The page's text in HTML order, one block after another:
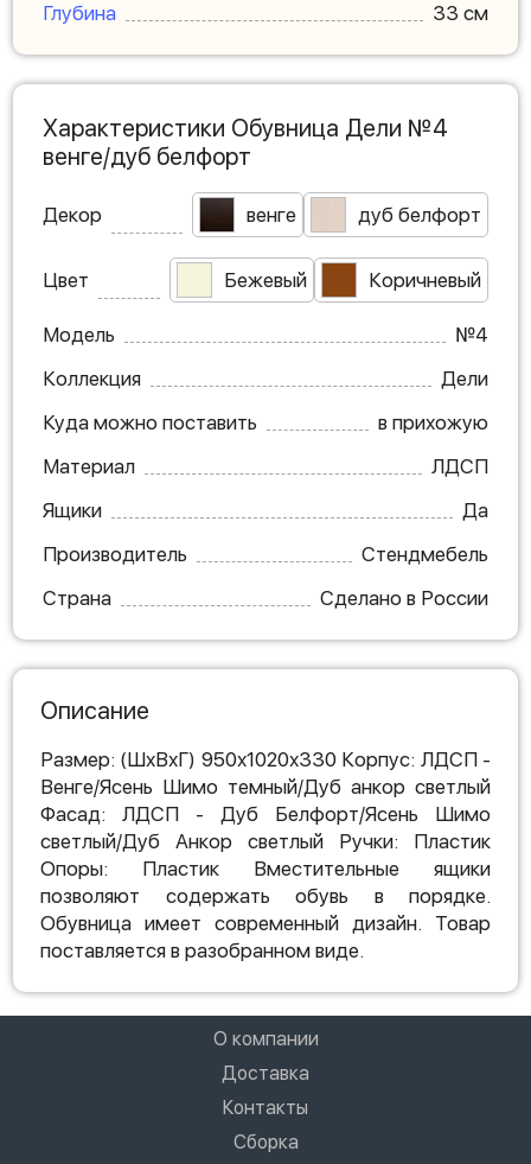
Глубина
33 см
Характеристики Обувница Дели №4
венге/дуб белфорт
Декор венге дуб белфорт
Цвет Бежевый Коричневый
Модель
№4
Коллекция
Дели
Куда можно поставить
в прихожую
Материал
ЛДСП
Ящики
Да
Производитель
Стендмебель
Страна
Сделано в России
Описание
Размер: (ШхВхГ) 950х1020х330 Корпус: ЛДСП -
Венге/Ясень Шимо темный/Дуб анкор светлый
Фасад: ЛДСП - Дуб Белфорт/Ясень Шимо
светлый/Дуб Анкор светлый Ручки: Пластик
Опоры: Пластик Вместительные ящики
позволяют содержать обувь в порядке.
Обувница имеет современный дизайн. Товар
поставляется в разобранном виде.
О компании
Доставка
Контакты
Сборка